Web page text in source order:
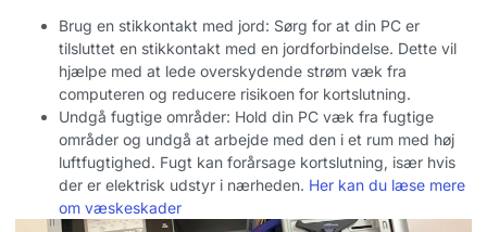
Brug en stikkontakt med jord: Sørg for at din PC er
tilsluttet en stikkontakt med en jordforbindelse. Dette vil
hjælpe med at lede overskydende strøm væk fra
computeren og reducere risikoen for kortslutning.
Undgå fugtige områder: Hold din PC væk fra fugtige
områder og undgå at arbejde med den i et rum med høj
luftfugtighed. Fugt kan forårsage kortslutning, især hvis
der er elektrisk udstyr i nærheden. Her kan du læse mere
om væskeskader